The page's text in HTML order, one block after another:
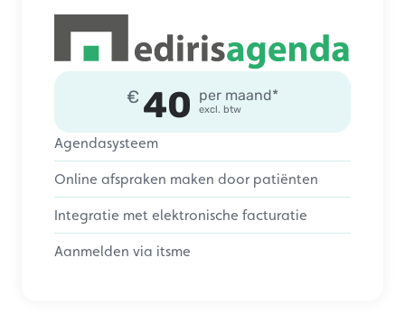
€ 40 per maand*
excl. btw
Agendasysteem
Online afspraken maken door patiënten
Integratie met elektronische facturatie
Aanmelden via itsme